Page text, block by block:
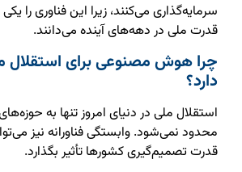
سرمایه‌گذاری می‌کنند، زیرا این فناوری را
قدرت ملی در دهه‌های آینده می‌دانند.
چرا هوش مصنوعی برای استقلال
دارد؟
استقلال ملی در دنیای امروز تنها به
محدود نمی‌شود. وابستگی فناورانه نیز
قدرت تصمیم‌گیری کشورها تأثیر بگذارد.